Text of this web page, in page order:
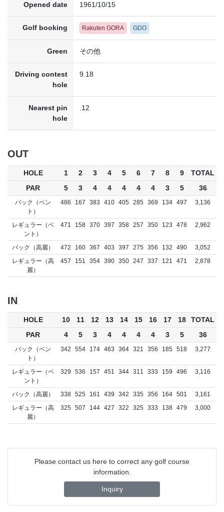
Opened date 1961/10/15
Golf booking Rakuten GORA GDO
Green その他
Driving contest
hole
9.18
Nearest pin
hole
.12
OUT
HOLE 1 2 3 4 5 6 7 8 9
TOTAL
PAR
5 3 4 4 4 4 4 3 5 36
バック（ベン
ト）
486 167 383 410 405 285 369 134 497 3,136
レギュラー（ベ
ント）
471 158 370 397 358 257 350 123 478 2,962
バック（高麗） 472 160 367 403 397 275 356 132 490
3,052
レギュラー（高
麗）
457 151 354 390 350 247 337 121 471 2,878
IN
HOLE 10 11 12 13 14 15 16 17 18
TOTAL
PAR
4 5 3 4 4 4 4 3 5 36
バック（ベン
ト）
342 554 174 463 364 321 356 185 518 3,277
レギュラー（ベ
ント）
329 536 157 451 344 311 333 159 496 3,116
バック（高麗） 338 525 161 439 342 335 356 164 501
3,161
レギュラー（高
麗）
325 507 144 427 322 325 333 138 479 3,000
Please contact us here to correct any golf course
information.
Inquiry